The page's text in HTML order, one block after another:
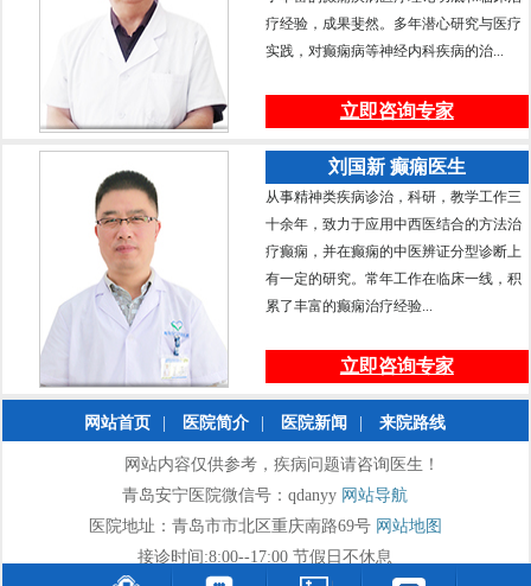
疗经验，成果斐然。多年潜心研究与医疗
实践，对癫痫病等神经内科疾病的治...
立即咨询专家
刘国新 癫痫医生
从事精神类疾病诊治，科研，教学工作三
十余年，致力于应用中西医结合的方法治
疗癫痫，并在癫痫的中医辨证分型诊断上
有一定的研究。常年工作在临床一线，积
累了丰富的癫痫治疗经验...
立即咨询专家
网站首页 医院简介 医院新闻 来院路线
网站内容仅供参考，疾病问题请咨询医生！
青岛安宁医院微信号：qdanyy 网站导航
医院地址：青岛市市北区重庆南路69号 网站地图
接诊时间:8:00--17:00 节假日不休息